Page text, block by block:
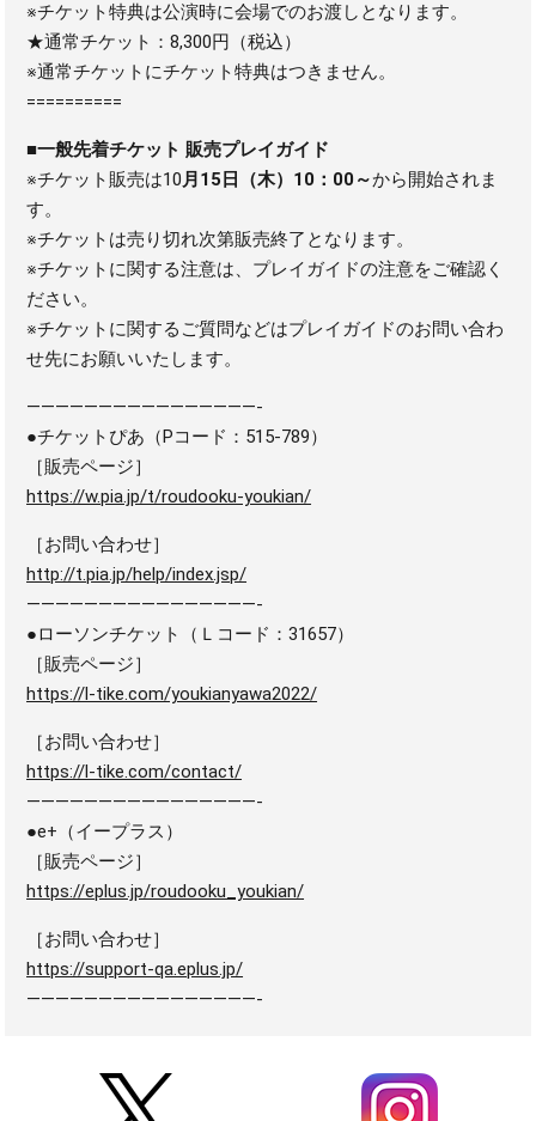
※チケット特典は公演時に会場でのお渡しとなります。
★通常チケット：8,300円（税込）
※通常チケットにチケット特典はつきません。
==========
■一般先着チケット 販売プレイガイド
※チケット販売は10月15日（木）10：00～から開始されま
す。
※チケットは売り切れ次第販売終了となります。
※チケットに関する注意は、プレイガイドの注意をご確認く
ださい。
※チケットに関するご質問などはプレイガイドのお問い合わ
せ先にお願いいたします。
————————————————-
●チケットぴあ（Pコード：515-789）
［販売ページ］
https://w.pia.jp/t/roudooku-youkian/
［お問い合わせ］
http://t.pia.jp/help/index.jsp/
————————————————-
●ローソンチケット（Ｌコード：31657）
［販売ページ］
https://l-tike.com/youkianyawa2022/
［お問い合わせ］
https://l-tike.com/contact/
————————————————-
●e+（イープラス）
［販売ページ］
https://eplus.jp/roudooku_youkian/
［お問い合わせ］
https://support-qa.eplus.jp/
————————————————-